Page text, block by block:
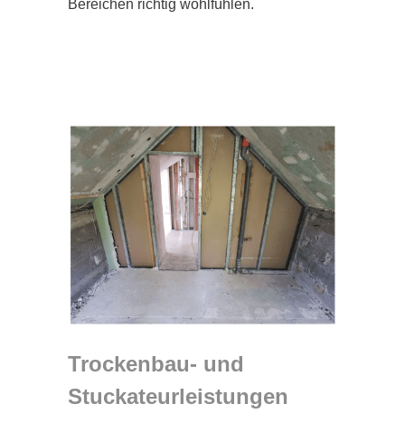
Bereichen richtig wohlfühlen.
Trockenbau- und
Stuckateurleistungen